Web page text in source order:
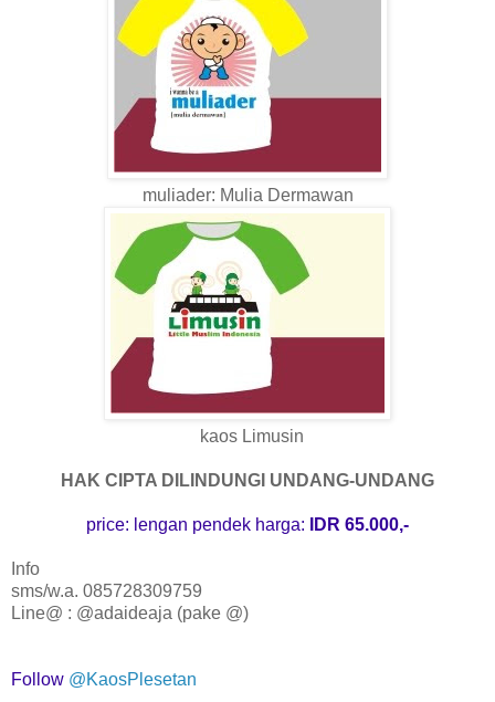
muliader: Mulia Dermawan
kaos Limusin
HAK CIPTA DILINDUNGI UNDANG-UNDANG
price: lengan pendek harga: IDR 65.000,-
Info
sms/w.a. 085728309759
Line@ : @adaideaja (pake @)
Follow @KaosPlesetan